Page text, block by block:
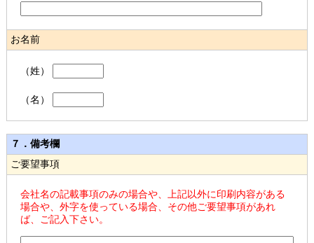
お名前
（姓）
（名）
７．備考欄
ご要望事項
会社名の記載事項のみの場合や、上記以外に印刷内容がある
場合や、外字を使っている場合、その他ご要望事項があれ
ば、ご記入下さい。